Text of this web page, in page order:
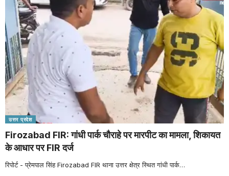
उत्तर प्रदेश
Firozabad FIR: गांधी पार्क चौराहे पर मारपीट का मामला, शिकायत
के आधार पर FIR दर्ज
रिपोर्ट - प्रेमपाल सिंह Firozabad FIR थाना उत्तर क्षेत्र स्थित गांधी पार्क…